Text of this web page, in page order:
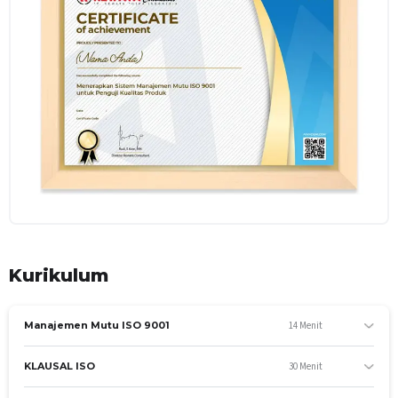
Peserta memiliki pengetahuan dan pemahaman tentang
segala hal mengenai Sistem Managemen Mutu (SMM) ISO
9001 sesuai standar yang berlaku.
[sc name="tujuankhs"]
Menjelaskan pengertian, latar belakang, dan
kegunaan SMM ISO
Menjelaskan apa itu ISO 9001, penggunaan, dan
manfaatnya
Mematuhi klausal-klausal ISO 9001:2015
A. Pengetahuan
Menjelaskan pengertian, latar belakang, dan
kegunaan SMM ISO
Menjelaskan apa itu ISO 9001, penggunaan, dan
Kurikulum
Manajemen Mutu ISO 9001 14 Menit
KLAUSAL ISO 30 Menit